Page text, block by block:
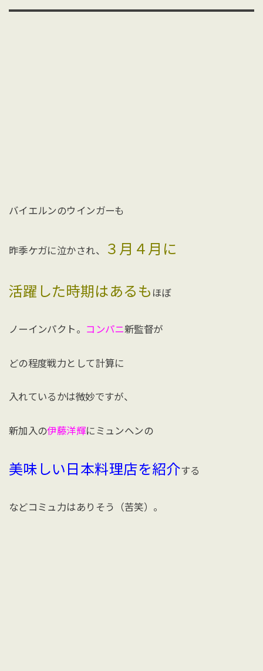
バイエルンのウインガーも
昨季ケガに泣かされ、 ３月４月に
活躍した時期はあるも ほぼ
ノーインパクト。 コンパニ新監督が
どの程度戦力として計算に
入れているかは微妙ですが、
新加入の伊藤洋輝にミュンヘンの
美味しい日本料理店を紹介する
などコミュ力はありそう（苦笑）。